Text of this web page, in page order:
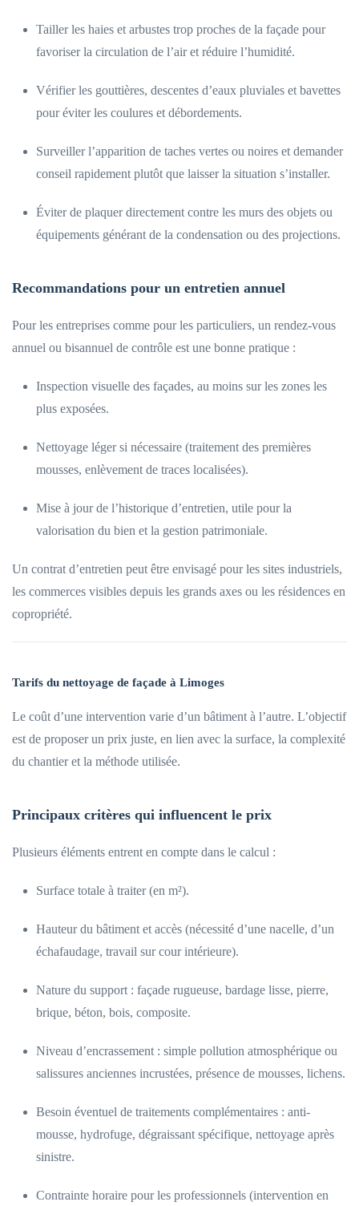
Tailler les haies et arbustes trop proches de la façade pour
favoriser la circulation de l’air et réduire l’humidité.
Vérifier les gouttières, descentes d’eaux pluviales et bavettes
pour éviter les coulures et débordements.
Surveiller l’apparition de taches vertes ou noires et demander
conseil rapidement plutôt que laisser la situation s’installer.
Éviter de plaquer directement contre les murs des objets ou
équipements générant de la condensation ou des projections.
Recommandations pour un entretien annuel
Pour les entreprises comme pour les particuliers, un rendez-vous
annuel ou bisannuel de contrôle est une bonne pratique :
Inspection visuelle des façades, au moins sur les zones les
plus exposées.
Nettoyage léger si nécessaire (traitement des premières
mousses, enlèvement de traces localisées).
Mise à jour de l’historique d’entretien, utile pour la
valorisation du bien et la gestion patrimoniale.
Un contrat d’entretien peut être envisagé pour les sites industriels,
les commerces visibles depuis les grands axes ou les résidences en
copropriété.
Tarifs du nettoyage de façade à Limoges
Le coût d’une intervention varie d’un bâtiment à l’autre. L’objectif
est de proposer un prix juste, en lien avec la surface, la complexité
du chantier et la méthode utilisée.
Principaux critères qui influencent le prix
Plusieurs éléments entrent en compte dans le calcul :
Surface totale à traiter (en m²).
Hauteur du bâtiment et accès (nécessité d’une nacelle, d’un
échafaudage, travail sur cour intérieure).
Nature du support : façade rugueuse, bardage lisse, pierre,
brique, béton, bois, composite.
Niveau d’encrassement : simple pollution atmosphérique ou
salissures anciennes incrustées, présence de mousses, lichens.
Besoin éventuel de traitements complémentaires : anti-
mousse, hydrofuge, dégraissant spécifique, nettoyage après
sinistre.
Contrainte horaire pour les professionnels (intervention en